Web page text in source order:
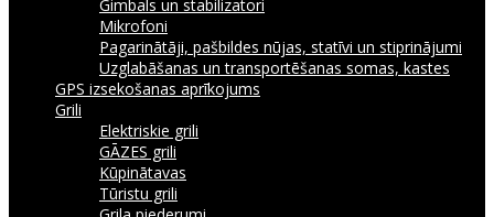
Gimbals un stabilizatori
Mikrofoni
Pagarinātāji, pašbildes nūjas, statīvi un stiprinājumi
Uzglabāšanas un transportēšanas somas, kastes
GPS izsekošanas aprīkojums
Grili
Elektriskie grili
GĀZES grili
Kūpinātavas
Tūristu grili